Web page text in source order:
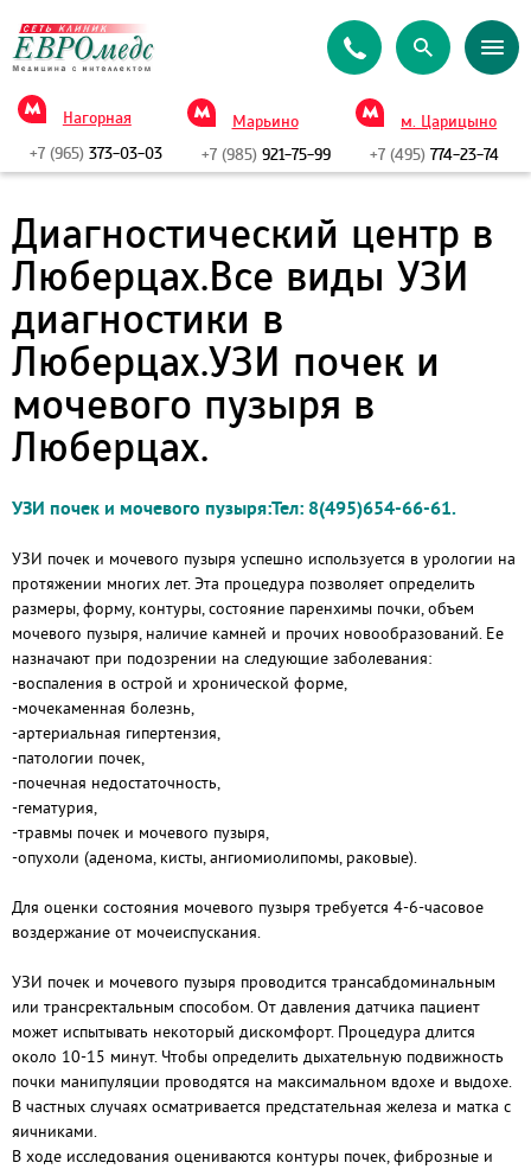
Нагорная
+7 (965) 373-03-03
Марьино
+7 (985)921-75-99
м. Царицыно
+7 (495) 774-23-74
Диагностический центр в
Люберцах.Все виды УЗИ
диагностики в
Люберцах.УЗИ почек и
мочевого пузыря в
Люберцах.
УЗИ почек и мочевого пузыря:Тел: 8(495)654-66-61.
УЗИ почек и мочевого пузыря успешно используется в урологии на
протяжении многих лет. Эта процедура позволяет определить
размеры, форму, контуры, состояние паренхимы почки, объем
мочевого пузыря, наличие камней и прочих новообразований. Ее
назначают при подозрении на следующие заболевания:
-воспаления в острой и хронической форме,
-мочекаменная болезнь,
-артериальная гипертензия,
-патологии почек,
-почечная недостаточность,
-гематурия,
-травмы почек и мочевого пузыря,
-опухоли (аденома, кисты, ангиомиолипомы, раковые).
Для оценки состояния мочевого пузыря требуется 4-6-часовое
воздержание от мочеиспускания.
УЗИ почек и мочевого пузыря проводится трансабдоминальным
или трансректальным способом. От давления датчика пациент
может испытывать некоторый дискомфорт. Процедура длится
около 10-15 минут. Чтобы определить дыхательную подвижность
почки манипуляции проводятся на максимальном вдохе и выдохе.
В частных случаях осматривается предстательная железа и матка с
яичниками.
В ходе исследования оцениваются контуры почек, фиброзные и